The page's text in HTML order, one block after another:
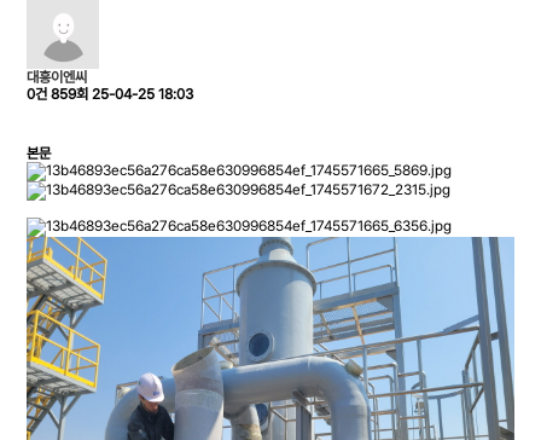
대흥이엔씨
0건 859회 25-04-25 18:03
본문